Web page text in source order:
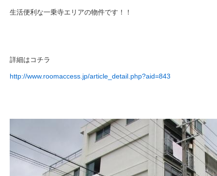
生活便利な一乗寺エリアの物件です！！
詳細はコチラ
http://www.roomaccess.jp/article_detail.php?aid=843